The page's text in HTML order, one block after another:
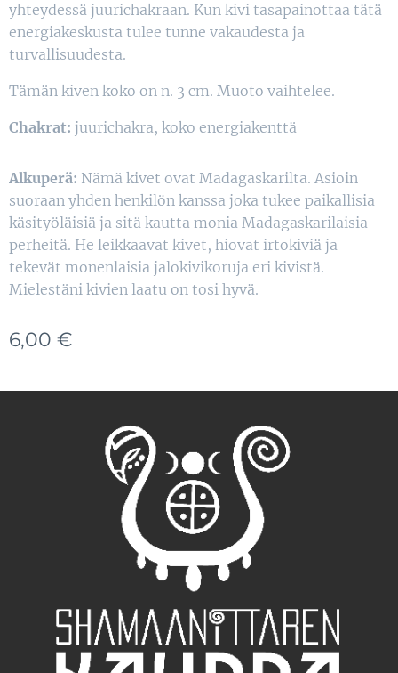
yhteydessä juurichakraan. Kun kivi tasapainottaa tätä
energiakeskusta tulee tunne vakaudesta ja
turvallisuudesta.
Tämän kiven koko on n. 3 cm. Muoto vaihtelee.
Chakrat: juurichakra, koko energiakenttä
Alkuperä: Nämä kivet ovat Madagaskarilta. Asioin
suoraan yhden henkilön kanssa joka tukee paikallisia
käsityöläisiä ja sitä kautta monia Madagaskarilaisia
perheitä. He leikkaavat kivet, hiovat irtokiviä ja
tekevät monenlaisia jalokivikoruja eri kivistä.
Mielestäni kivien laatu on tosi hyvä.
6,00 €